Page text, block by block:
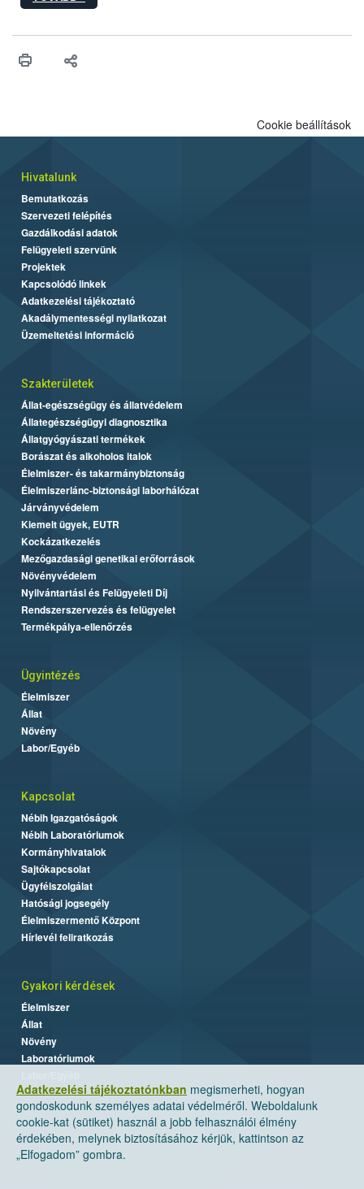
higiéniai szabályok betartása, a megfelelő hőkezelés, valamint a
biztonsági Hivatal (Nébih) Oktatási Programja összegyűjtötte a
Adatkezelési tájékoztatónkban megismerheti, hogyan
gondoskodunk személyes adatai védelméről. Weboldalunk
cookie-kat (sütiket) használ a jobb felhasználói élmény
érdekében, melynek biztosításához kérjük, kattintson az
„Elfogadom” gombra.
Cookie beállítások
Hivatalunk
Bemutatkozás
Szervezeti felépítés
Gazdálkodási adatok
Felügyeleti szervünk
Projektek
Kapcsolódó linkek
Adatkezelési tájékoztató
Akadálymentességi nyilatkozat
Üzemeltetési információ
Szakterületek
Állat-egészségügy és állatvédelem
Állategészségügyi diagnosztika
Állatgyógyászati termékek
Borászat és alkoholos italok
Élelmiszer- és takarmánybiztonság
Élelmiszerlánc-biztonsági laborhálózat
Járványvédelem
Kiemelt ügyek, EUTR
Kockázatkezelés
Mezőgazdasági genetikai erőforrások
Növényvédelem
Nyilvántartási és Felügyeleti Díj
Rendszerszervezés és felügyelet
Termékpálya-ellenőrzés
Ügyintézés
Élelmiszer
Állat
Növény
Labor/Egyéb
Kapcsolat
Nébih Igazgatóságok
Nébih Laboratóriumok
Kormányhivatalok
Sajtókapcsolat
Ügyfélszolgálat
Hatósági jogsegély
Élelmiszermentő Központ
Hírlevél feliratkozás
Gyakori kérdések
Élelmiszer
Állat
Növény
Laboratóriumok